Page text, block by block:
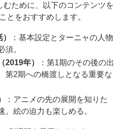
むために、以下のコンテンツを
とをおすすめします。
：基本設定とターニャの人物
須。
2019年）
：第1期のその後の出
第2期への橋渡しとなる重要な
：アニメの先の展開を知りた
。絵の迫力も楽しめる。